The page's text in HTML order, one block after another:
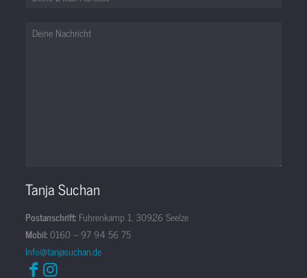
Tanja Suchan
Postanschrift: Fuhrenkamp 1, 30926 Seelze
Mobil:0160 – 97 94 56 75
Info@tanjasuchan.de